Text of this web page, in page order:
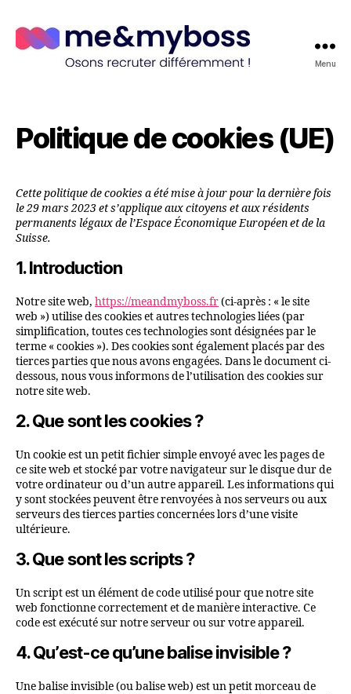
Menu
Politique de cookies (UE)
Cette politique de cookies a été mise à jour pour la dernière fois
le 29 mars 2023 et s’applique aux citoyens et aux résidents
permanents légaux de l’Espace Économique Européen et de la
Suisse.
1. Introduction
Notre site web, https://meandmyboss.fr(ci-après : « le site
web ») utilise des cookies et autres technologies liées (par
simplification, toutes ces technologies sont désignées par le
terme « cookies »). Des cookies sont également placés par des
tierces parties que nous avons engagées. Dans le document ci-
dessous, nous vous informons de l’utilisation des cookies sur
notre site web.
2. Que sont les cookies ?
Un cookie est un petit fichier simple envoyé avec les pages de
ce site web et stocké par votre navigateur sur le disque dur de
votre ordinateur ou d’un autre appareil. Les informations qui
y sont stockées peuvent être renvoyées à nos serveurs ou aux
serveurs des tierces parties concernées lors d’une visite
ultérieure.
3. Que sont les scripts ?
Un script est un élément de code utilisé pour que notre site
web fonctionne correctement et de manière interactive. Ce
code est exécuté sur notre serveur ou sur votre appareil.
4. Qu’est-ce qu’une balise invisible ?
Une balise invisible (ou balise web) est un petit morceau de